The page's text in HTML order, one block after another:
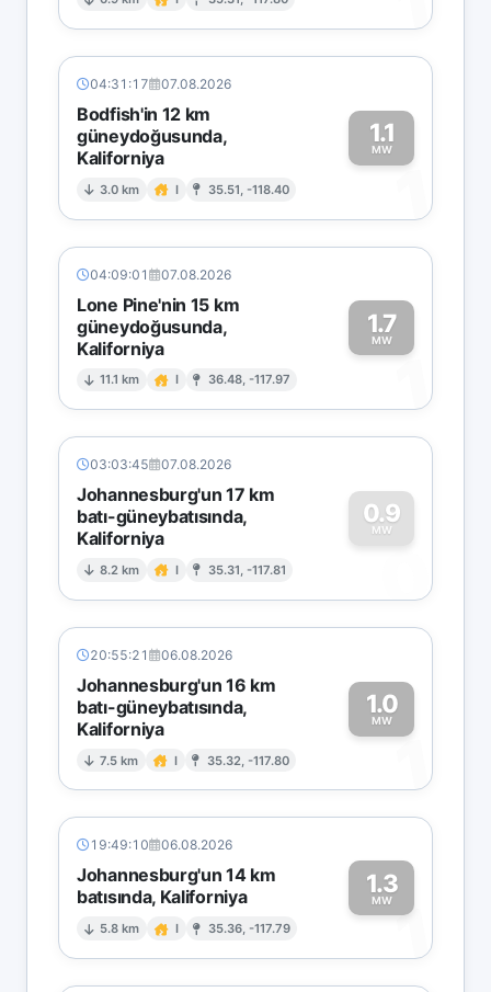
04:31:17 07.08.2026
Bodfish'in 12 km
güneydoğusunda,
Kaliforniya
3.0 km I 35.51, -118.40
1.1
MW
1
04:09:01 07.08.2026
Lone Pine'nin 15 km
güneydoğusunda,
Kaliforniya
11.1 km I 36.48, -117.97
1.7
MW
1
03:03:45 07.08.2026
Johannesburg'un 17 km
batı-güneybatısında,
Kaliforniya
8.2 km I 35.31, -117.81
0.9
MW
0
20:55:21 06.08.2026
Johannesburg'un 16 km
batı-güneybatısında,
Kaliforniya
7.5 km I 35.32, -117.80
1.0
MW
1
19:49:10 06.08.2026
Johannesburg'un 14 km
batısında, Kaliforniya
5.8 km I 35.36, -117.79
1.3
MW1